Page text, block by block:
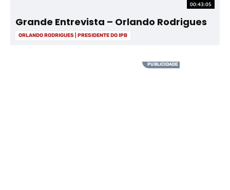
00:43:05
Grande Entrevista – Orlando Rodrigues
ORLANDO RODRIGUES | PRESIDENTE DO IPB